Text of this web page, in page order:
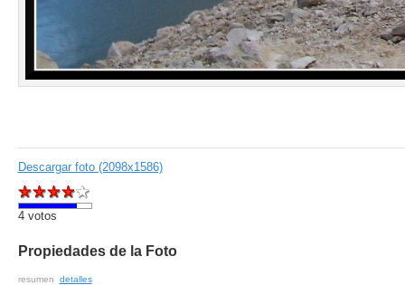
Descargar foto (2098x1586)
4 votos
Propiedades de la Foto
resumen detalles